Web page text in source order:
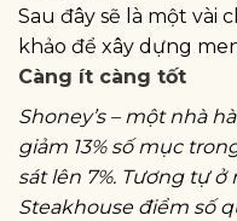
Sau đây sẽ là một vài
khảo để xây dựng
Càng ít càng tốt
Shoney’s – một nhà
giảm 13% số mục
sát lên 7%. Tương tự
Steakhouse điểm số